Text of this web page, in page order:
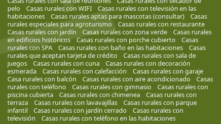
pelo
Casas rurales con WIFI
Casas rurales con televisión en las
habitaciones
Casas rurales aptas para mascotas (consultar)
Casas
rurales especiales para agroturismo
Casas rurales con restaurante
Casas rurales con jardín
Casas rurales con zona verde
Casas rurales
en edificios históricos
Casas rurales con porche cubierto
Casas
rurales con SPA
Casas rurales con baño en las habitaciones
Casas
rurales que aceptan tarjeta de crédito
Casas rurales con sala de
juegos
Casas rurales con cuna
Casas rurales con decoración
esmerada
Casas rurales con calefacción
Casas rurales con garaje
Casa rurales con balcón
Casas rurales con aire acondicionado
Casas
rurales con teléfono
Casas rurales con gimnasio
Casas rurales con
piscina cubierta
Casas rurales con chimenea
Casas rurales con
terraza
Casas rurales con lavavajillas
Casas rurales con parque
infantil
Casas rurales con jardín cerrado
Casas rurales con
televisión
Casas rurales con teléfono en las habitaciones